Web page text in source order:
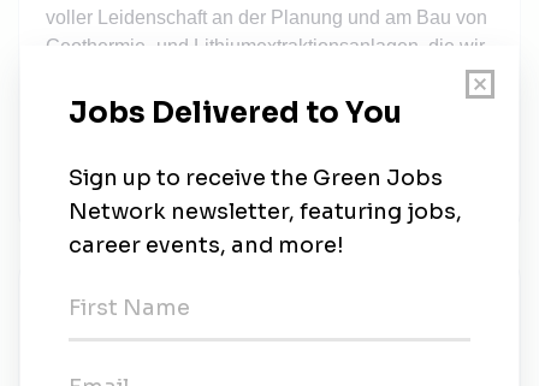
voller Leidenschaft an der Planung und am Bau von
Geothermie- und Lithiumextraktionsanlagen, die wir
selbst betreiben werden, um damit die klimaneutrale
Mobilitäts- und Energiewirtschaft zu beschleunigen.
Market Leader unterstützen. Be the first with us!
New Jobs